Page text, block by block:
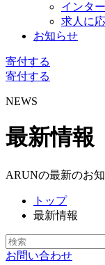
インタ
求人に
お知らせ
寄付する
寄付する
NEWS
最新情報
ARUNの最新のお
トップ
最新情報
お問い合わせ